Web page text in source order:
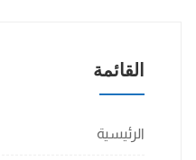
القائمة
الرئيسية